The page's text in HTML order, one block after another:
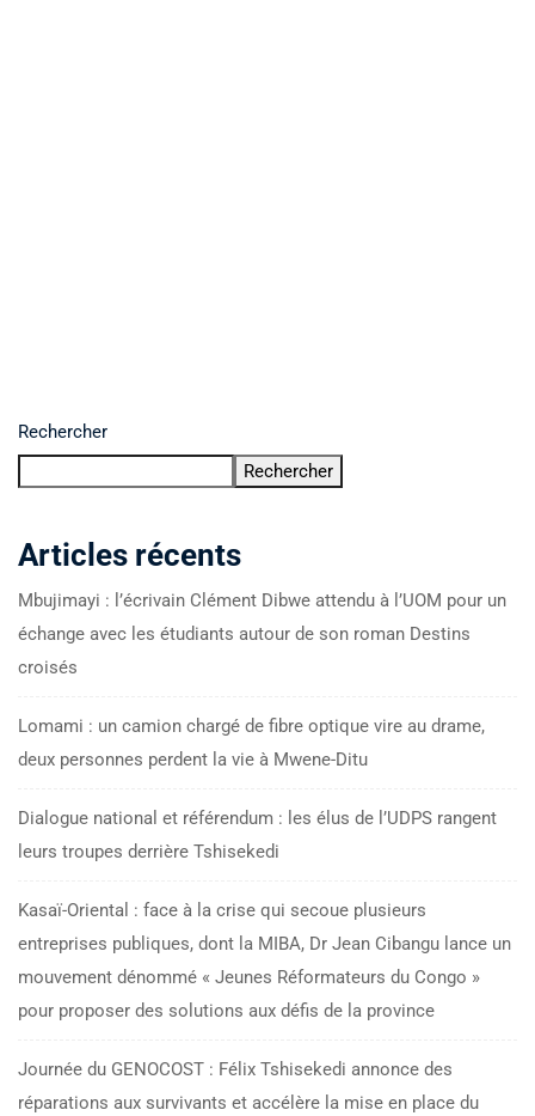
Rechercher
Rechercher
Articles récents
Mbujimayi : l’écrivain Clément Dibwe attendu à l’UOM pour un
échange avec les étudiants autour de son roman Destins
croisés
Lomami : un camion chargé de fibre optique vire au drame,
deux personnes perdent la vie à Mwene-Ditu
Dialogue national et référendum : les élus de l’UDPS rangent
leurs troupes derrière Tshisekedi
Kasaï-Oriental : face à la crise qui secoue plusieurs
entreprises publiques, dont la MIBA, Dr Jean Cibangu lance un
mouvement dénommé « Jeunes Réformateurs du Congo »
pour proposer des solutions aux défis de la province
Journée du GENOCOST : Félix Tshisekedi annonce des
réparations aux survivants et accélère la mise en place du